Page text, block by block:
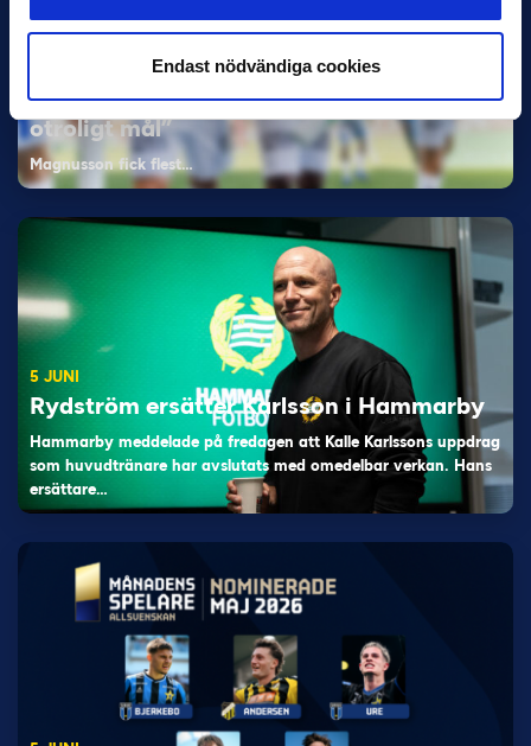
Endast nödvändiga cookies
Han nätade snyggast i maj: “Ett alldeles
otroligt mål”
Magnusson fick flest…
5 JUNI
Rydström ersätter Karlsson i Hammarby
Hammarby meddelade på fredagen att Kalle Karlssons uppdrag
som huvudtränare har avslutats med omedelbar verkan. Hans
ersättare…